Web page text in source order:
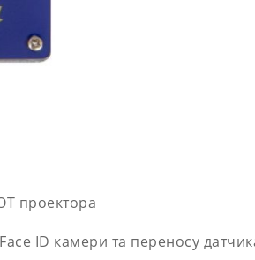
проектора
ID камери та переносу